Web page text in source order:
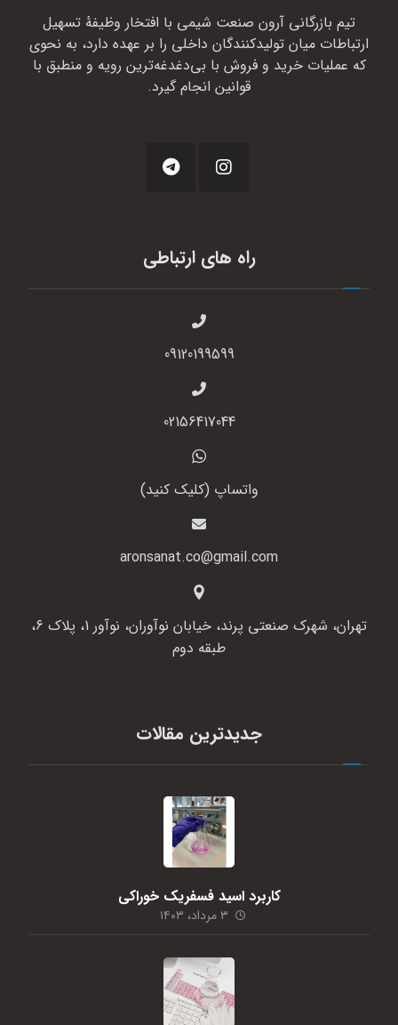
تیم بازرگانی آرون صنعت شیمی با افتخار وظیفهٔ تسهیل
ارتباطات میان تولیدکنندگان داخلی را بر عهده دارد، به نحوی
که عملیات خرید و فروش با بی‌دغدغه‌ترین رویه و منطبق با
قوانین انجام گیرد.
راه های ارتباطی
09120199599
02156417044
واتساپ (کلیک کنید)
aronsanat.co@gmail.com
تهران، شهرک صنعتی پرند، خیابان نوآوران، نوآور 1، پلاک 6،
طبقه دوم
جدیدترین مقالات
کاربرد اسید فسفریک خوراکی
۳ مرداد، ۱۴۰۳